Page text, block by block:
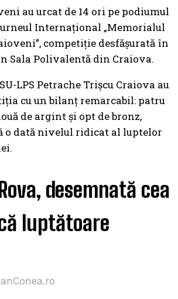
au urcat de 14 ori pe podiumul
Internațional „Memorialul
competiție desfășurată în
Sala Polivalentă din Craiova.
LPS Petrache Trișcu Craiova au
cu un bilanț remarcabil: patru
de argint și opt de bronz,
o dată nivelul ridicat al luptelor
desemnată cea
luptătoare